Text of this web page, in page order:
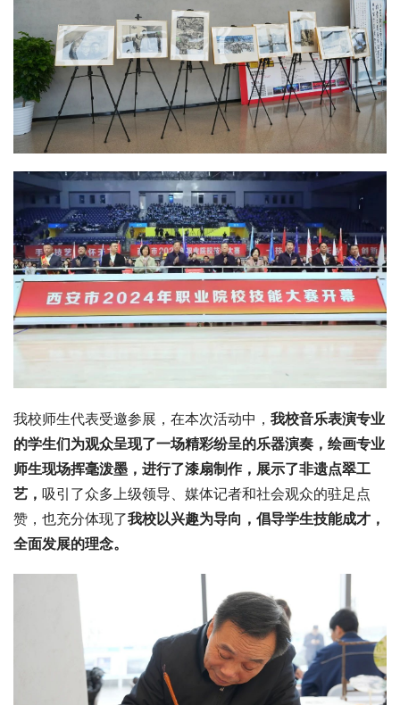
我校师生代表受邀参展，在本次活动中， 我校音乐表演专业
的学生们为观众呈现了一场精彩纷呈的乐器演奏，绘画专业
师生现场挥毫泼墨，进行了漆扇制作，展示了非遗点翠工
艺， 吸引了众多上级领导、媒体记者和社会观众的驻足点
赞，也充分体现了我校以兴趣为导向，倡导学生技能成才，
全面发展的理念。